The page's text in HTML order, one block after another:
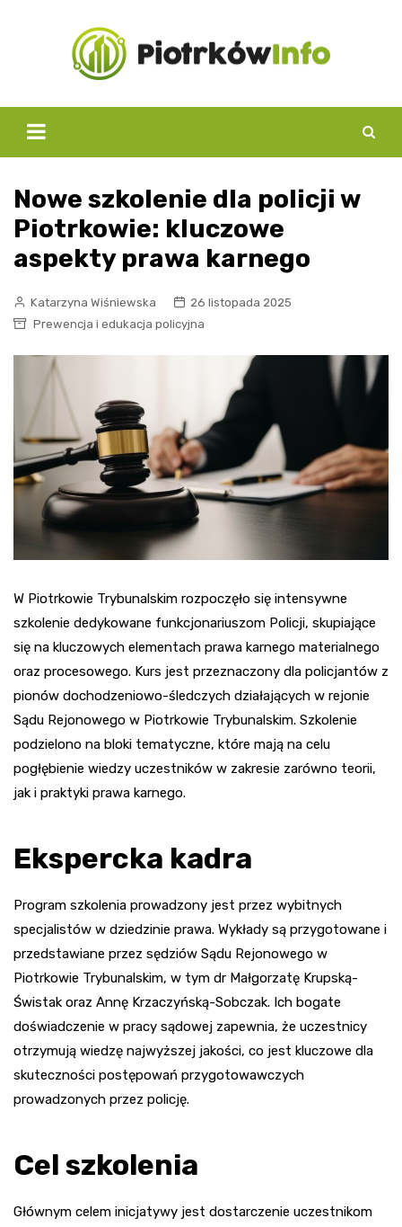
Nowe szkolenie dla policji w
Piotrkowie: kluczowe
aspekty prawa karnego
Katarzyna Wiśniewska
26 listopada 2025
Prewencja i edukacja policyjna
W Piotrkowie Trybunalskim rozpoczęło się intensywne
szkolenie dedykowane funkcjonariuszom Policji, skupiające
się na kluczowych elementach prawa karnego materialnego
oraz procesowego. Kurs jest przeznaczony dla policjantów z
pionów dochodzeniowo-śledczych działających w rejonie
Sądu Rejonowego w Piotrkowie Trybunalskim. Szkolenie
podzielono na bloki tematyczne, które mają na celu
pogłębienie wiedzy uczestników w zakresie zarówno teorii,
jak i praktyki prawa karnego.
Ekspercka kadra
Program szkolenia prowadzony jest przez wybitnych
specjalistów w dziedzinie prawa. Wykłady są przygotowane i
przedstawiane przez sędziów Sądu Rejonowego w
Piotrkowie Trybunalskim, w tym dr Małgorzatę Krupską-
Świstak oraz Annę Krzaczyńską-Sobczak. Ich bogate
doświadczenie w pracy sądowej zapewnia, że uczestnicy
otrzymują wiedzę najwyższej jakości, co jest kluczowe dla
skuteczności postępowań przygotowawczych
prowadzonych przez policję.
Cel szkolenia
Głównym celem inicjatywy jest dostarczenie uczestnikom